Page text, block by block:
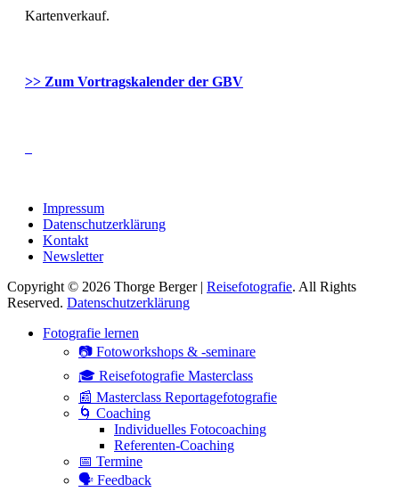
Kartenverkauf.
>> Zum Vortragskalender der GBV
Impressum
Datenschutzerklärung
Kontakt
Newsletter
Copyright © 2026 Thorge Berger | Reisefotografie. All Rights
Reserved. Datenschutzerklärung
scrollenFotografie lernen
📷 Fotoworkshops & -seminare
🎓 Reisefotografie Masterclass
📰 Masterclass Reportagefotografie
🌀 Coaching
Individuelles Fotocoaching
Referenten-Coaching
📅 Termine
🗣 Feedback